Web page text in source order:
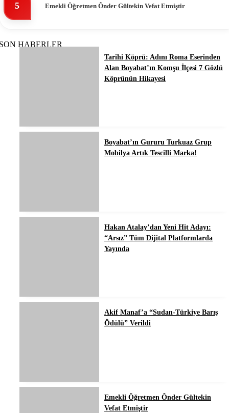
5 Emekli Öğretmen Ônder Gültekin Vefat Etmiştir
HABERLER
Tarihi Köprü: Adını Roma Eserinden
Alan Boyabat’ın Komşu İlçesi 7 Gözlü
Köprünün Hikayesi
Boyabat’ın Gururu Turkuaz Grup
Mobilya Artık Tescilli Marka!
Hakan Atalay’dan Yeni Hit Adayı:
“Arsız” Tüm Dijital Platformlarda
Yayında
Akif Manaf’a “Sudan-Türkiye Barış
Ödülü” Verildi
Emekli Öğretmen Ônder Gültekin
Vefat Etmiştir